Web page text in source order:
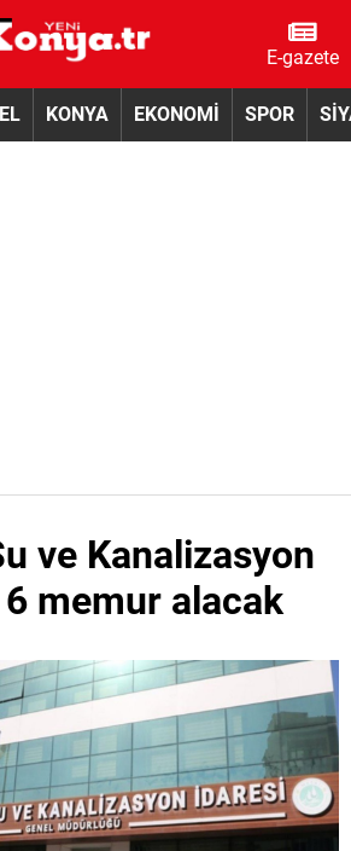
E-gazete
KONYA EKONOMİ SPOR
ve Kanalizasyon
memur alacak